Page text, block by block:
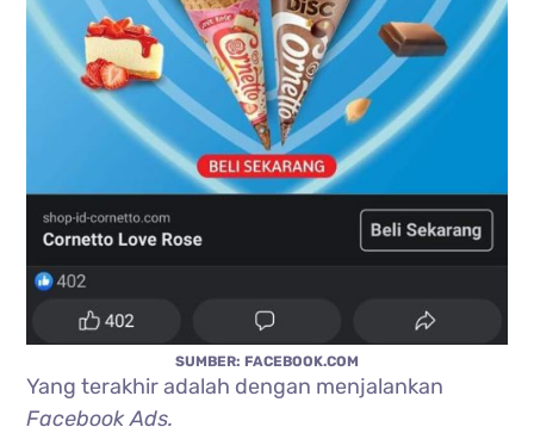
SUMBER: FACEBOOK.COM
Yang terakhir adalah dengan menjalankan
Facebook Ads.